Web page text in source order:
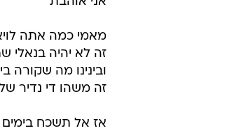
מאמי כמה אתה
זה לא יהיה בנאלי
ובינינו מה שקורה
זה משהו די נדיר
אז אל תשכח בימים